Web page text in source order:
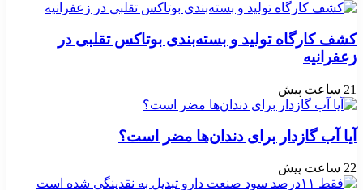
کشف کارگاه تولید و بسته‌بندی بوتاکس تقلبی در
زعفرانیه
21 ساعت پیش
آیا آب گازدار برای دندان‌ها مضر است؟
22 ساعت پیش